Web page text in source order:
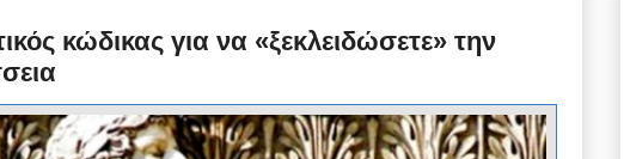
κώδικας για να «ξεκλειδώσετε» την